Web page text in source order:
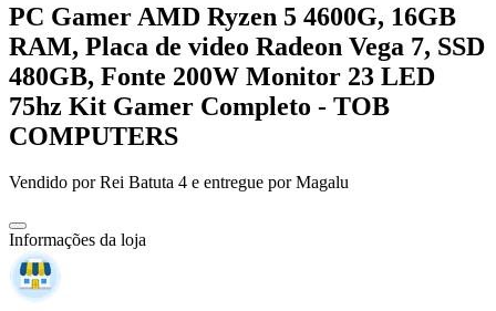
PC Gamer AMD Ryzen 5 4600G, 16GB
RAM, Placa de video Radeon Vega 7, SSD
480GB, Fonte 200W Monitor 23 LED
75hz Kit Gamer Completo - TOB
COMPUTERS
Vendido porRei Batuta 4 e entregue por Magalu
Informações da loja